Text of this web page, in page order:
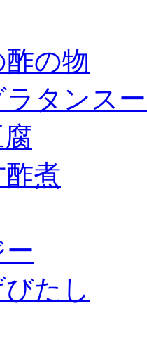
の物
タンス
煮
たし